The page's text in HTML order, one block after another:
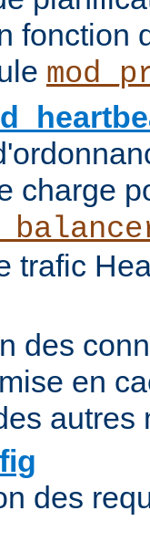
fonction
charge
trafic
des
en
autres
des